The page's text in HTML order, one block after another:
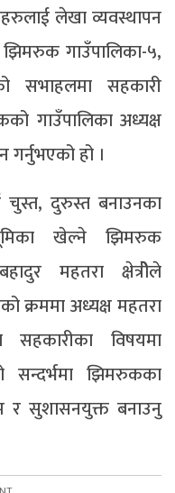
लेखा व्यवस्थापन
गाउँपालिका-५,
सभाहलमा सहकारी
गाउँपालिका अध्यक्ष
गर्नुभएको हो ।
चुस्त, दुरुस्त बनाउनका
खेल्ने झिमरुक
महतरा क्षेत्रीेले
क्रममा अध्यक्ष महतरा
विषयमा
सन्दर्भमा झिमरुकका
र सुशासनयुक्त बनाउनु